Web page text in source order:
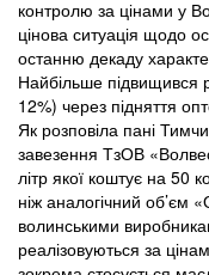
контролю за цінами у
цінова ситуація щодо
останню декаду
Найбільше підвищився
12%) через підняття
Як розповіла пані
завезення ТзОВ
літр якої коштує на 50
ніж аналогічний об’єм
волинськими
реалізовуються за